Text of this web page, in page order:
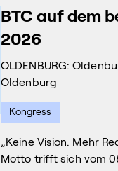
BTC auf dem
2026
OLDENBURG:
Oldenburg
Kongress
„Keine Vision. Mehr
Motto trifft sich vom